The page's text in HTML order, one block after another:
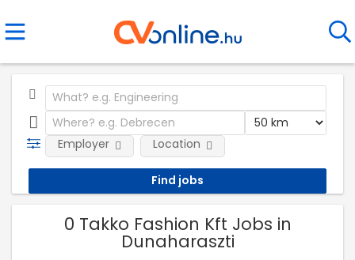
Employer Location
0 Takko Fashion Kft Jobs in
Dunaharaszti